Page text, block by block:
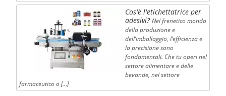
Cos'è l'etichettatrice per
adesivi? Nel frenetico mondo
della produzione e
dell’imballaggio, l’efficienza e
la precisione sono
fondamentali. Che tu operi nel
settore alimentare e delle
bevande, nel settore
farmaceutico o […]